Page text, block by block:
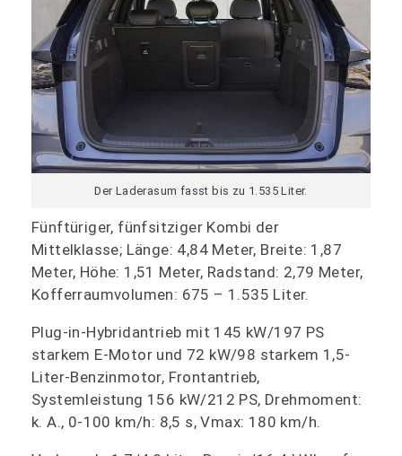
Der Laderasum fasst bis zu 1.535 Liter.
Fünftüriger, fünfsitziger Kombi der
Mittelklasse; Länge: 4,84 Meter, Breite: 1,87
Meter, Höhe: 1,51 Meter, Radstand: 2,79 Meter,
Kofferraumvolumen: 675 – 1.535 Liter.
Plug-in-Hybridantrieb mit 145 kW/197 PS
starkem E-Motor und 72 kW/98 starkem 1,5-
Liter-Benzinmotor, Frontantrieb,
Systemleistung 156 kW/212 PS, Drehmoment:
k. A., 0-100 km/h: 8,5 s, Vmax: 180 km/h.